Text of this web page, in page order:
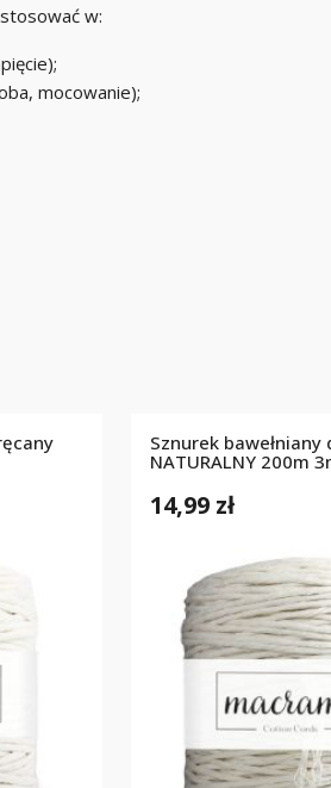
w:
mocowanie);
Sznurek
NATURALNY 200m
14,99 zł